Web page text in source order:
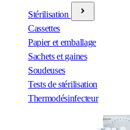
Stérilisation
Cassettes
Papier et emballage
Sachets et gaines
Soudeuses
Tests de stérilisation
Thermodésinfecteur